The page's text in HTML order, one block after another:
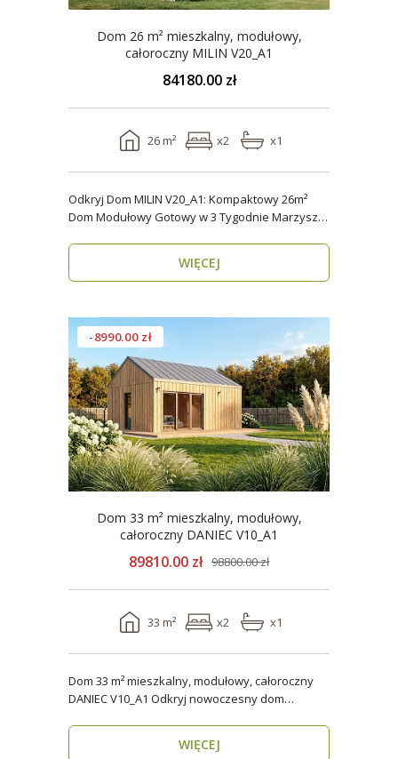
Dom 26 m² mieszkalny, modułowy,
całoroczny MILIN V20_A1
84180.00 zł
26 m² x2 x1
Odkryj Dom MILIN V20_A1: Kompaktowy 26m²
Dom Modułowy Gotowy w 3 Tygodnie Marzysz o
WIĘCEJ
-8990.00 zł
Dom 33 m² mieszkalny, modułowy,
całoroczny DANIEC V10_A1
89810.00 zł 98800.00 zł
33 m² x2 x1
Dom 33 m² mieszkalny, modułowy, całoroczny
DANIEC V10_A1 Odkryj nowoczesny dom
WIĘCEJ